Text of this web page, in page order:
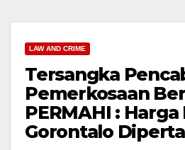
LAW AND CRIME
Tersangka
Pemerkosaan
PERMAHI :
Gorontalo